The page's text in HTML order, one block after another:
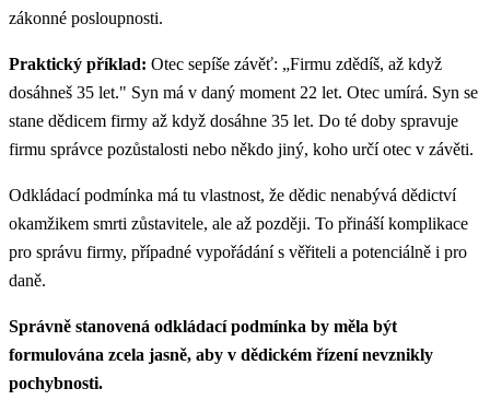
zákonné posloupnosti.
Praktický příklad: Otec sepíše závěť: „Firmu zdědíš, až když
dosáhneš 35 let." Syn má v daný moment 22 let. Otec umírá. Syn se
stane dědicem firmy až když dosáhne 35 let. Do té doby spravuje
firmu správce pozůstalosti nebo někdo jiný, koho určí otec v závěti.
Odkládací podmínka má tu vlastnost, že dědic nenabývá dědictví
okamžikem smrti zůstavitele, ale až později. To přináší komplikace
pro správu firmy, případné vypořádání s věřiteli a potenciálně i pro
daně.
Správně stanovená odkládací podmínka by měla být
formulována zcela jasně, aby v dědickém řízení nevznikly
pochybnosti.